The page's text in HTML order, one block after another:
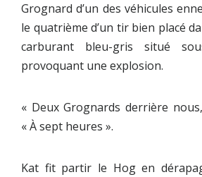
Grognard d’un des véhicules
le quatrième d’un tir bien placé
carburant bleu-gris situé
provoquant une explosion.
« Deux Grognards derrière
« À sept heures ».
Kat fit partir le Hog en